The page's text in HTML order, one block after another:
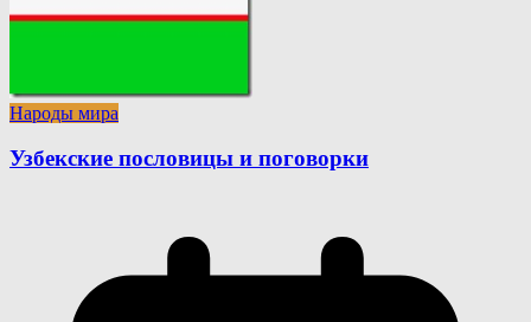
Народы мира
Узбекские пословицы и поговорки